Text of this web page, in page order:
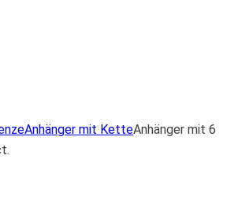
Anhänger mit KetteAnhänger mit 6